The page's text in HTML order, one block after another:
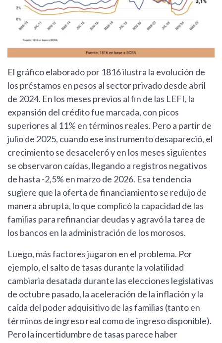
El gráfico elaborado por 1816 ilustra la evolución de
los préstamos en pesos al sector privado desde abril
de 2024. En los meses previos al fin de las LEFI, la
expansión del crédito fue marcada, con picos
superiores al 11% en términos reales. Pero a partir de
julio de 2025, cuando ese instrumento desapareció, el
crecimiento se desaceleró y en los meses siguientes
se observaron caídas, llegando a registros negativos
de hasta -2,5% en marzo de 2026. Esa tendencia
sugiere que la oferta de financiamiento se redujo de
manera abrupta, lo que complicó la capacidad de las
familias para refinanciar deudas y agravó la tarea de
los bancos en la administración de los morosos.
Luego, más factores jugaron en el problema. Por
ejemplo, el salto de tasas durante la volatilidad
cambiaria desatada durante las elecciones legislativas
de octubre pasado, la aceleración de la inflación y la
caída del poder adquisitivo de las familias (tanto en
términos de ingreso real como de ingreso disponible).
Pero la incertidumbre de tasas parece haber